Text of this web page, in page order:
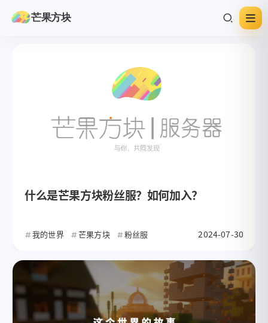
芒果方块
什么是芒果方块粉丝服？如何加入？
我的世界 芒果方块 粉丝服 2024-07-30